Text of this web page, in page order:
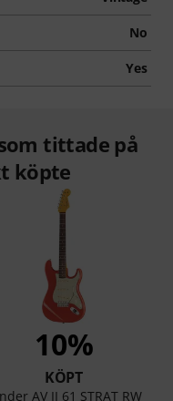
No
Yes
tittade på
köpte
10%
KÖPT
AV II 61 STRAT RW